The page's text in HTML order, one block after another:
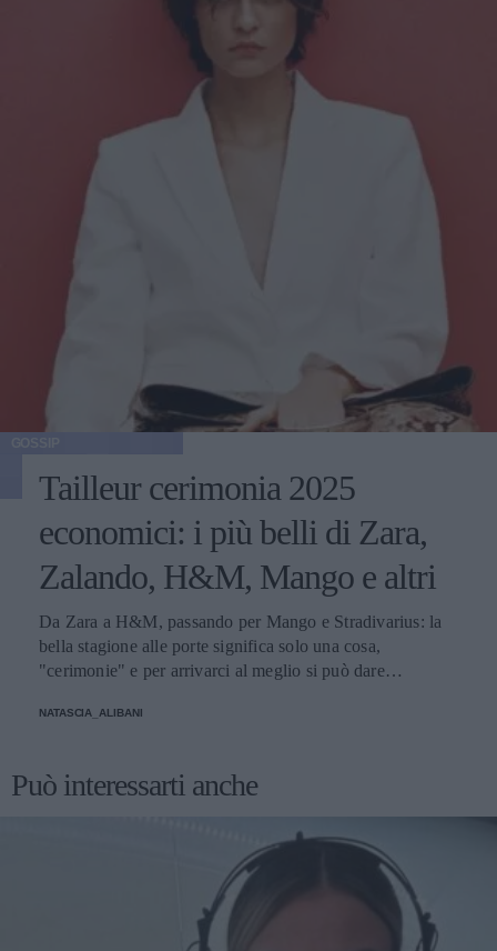
Tailleur cerimonia 2025
economici: i più belli di Zara,
Zalando, H&M, Mango e altri
Da Zara a H&M, passando per Mango e Stradivarius: la
bella stagione alle porte significa solo una cosa,
"cerimonie" e per arrivarci al meglio si può dare
NATASCIA_ALIBANI
Può interessarti anche